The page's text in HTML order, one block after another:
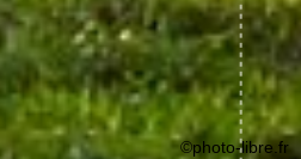
©photo-libre.fr